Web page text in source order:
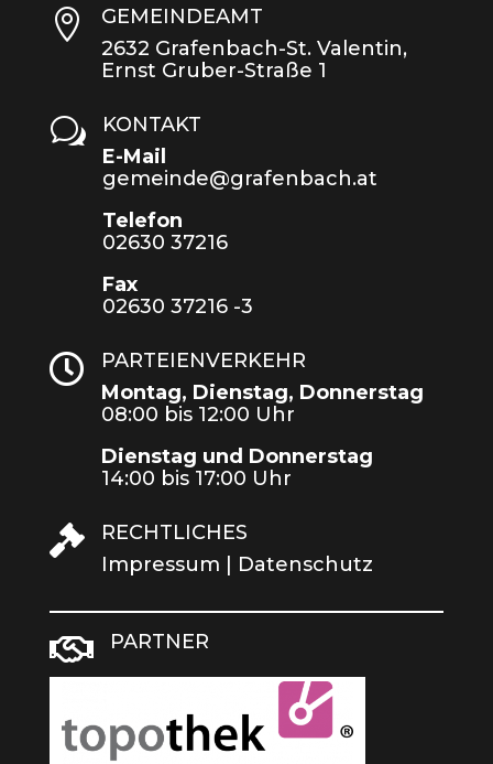

GEMEINDEAMT
2632 Grafenbach-St. Valentin,
Ernst Gruber-Straße 1
w
KONTAKT
E-Mail
gemeinde@grafenbach.at
Telefon
02630 37216
Fax
02630 37216 -3

PARTEIENVERKEHR
Montag, Dienstag, Donnerstag
08:00 bis 12:00 Uhr
Dienstag und Donnerstag
14:00 bis 17:00 Uhr

RECHTLICHES
Impressum
Datenschutz
 PARTNER